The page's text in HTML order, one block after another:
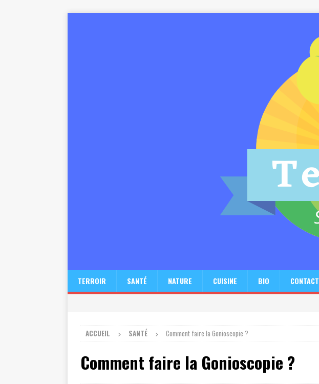
TERROIR SANTÉ NATURE CUISINE BIO CONTACT
ACCUEIL SANTÉ Comment faire la Gonioscopie ?
Comment faire la Gonioscopie ?